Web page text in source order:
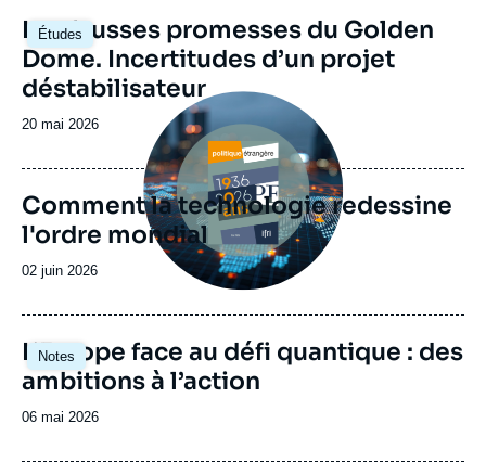
européenne des enjeux internationaux liés
aux technologies dites critiques.
Études
Image
principale
Les fausses promesses du Golden
Dome. Incertitudes d’un projet
déstabilisateur
Date
publication
20 mai 2026
Image
principale
Comment la technologie redessine
l'ordre mondial
Date
publication
02 juin 2026
Notes
Image
principale
L’Europe face au défi quantique : des
ambitions à l’action
Date
publication
06 mai 2026